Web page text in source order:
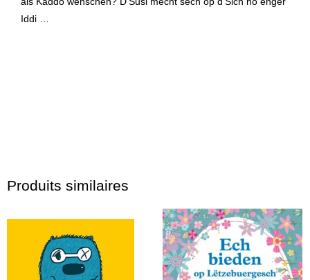
Bleser
Iddi …
Produits similaires